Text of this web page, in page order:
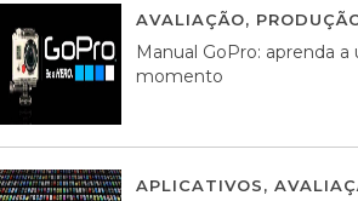
AVALIAÇÃO,
Manual GoPro: aprenda a
momento
APLICATIVOS,